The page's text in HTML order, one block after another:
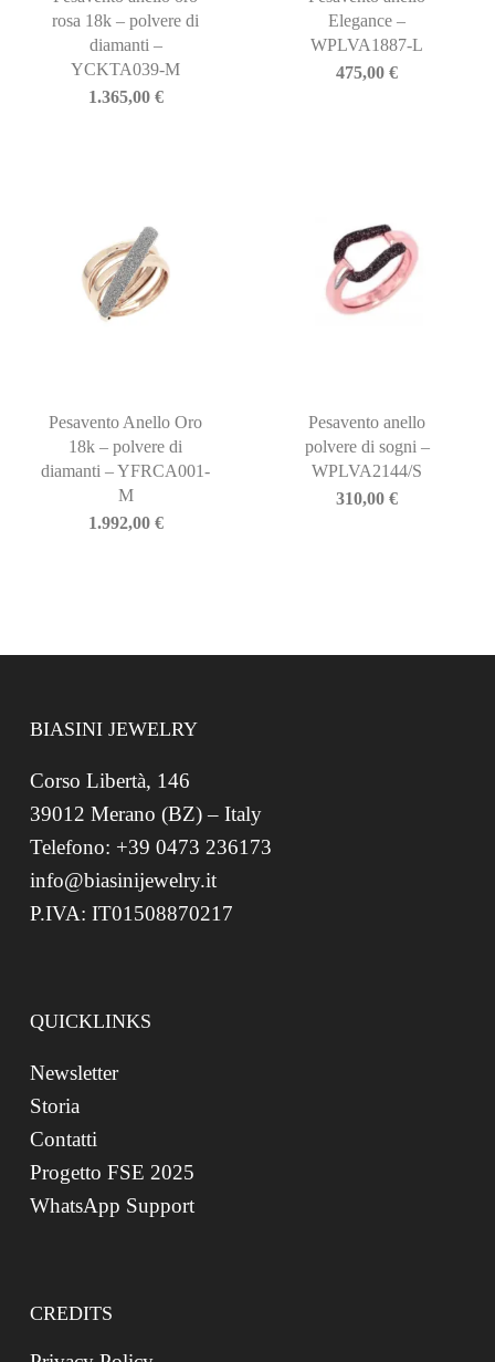
rosa 18k – polvere di
diamanti –
YCKTA039-M
1.365,00 €
Elegance –
WPLVA1887-L
475,00€
Pesavento Anello Oro
18k – polvere di
diamanti – YFRCA001-
M
1.992,00 €
Pesavento anello
polvere di sogni –
WPLVA2144/S
310,00€
BIASINI JEWELRY
Corso Libertà, 146
39012 Merano (BZ) – Italy
Telefono: +39 0473 236173
info@biasinijewelry.it
P.IVA: IT01508870217
QUICKLINKS
Newsletter
Storia
Contatti
Progetto FSE 2025
WhatsApp Support
CREDITS